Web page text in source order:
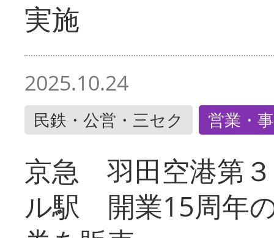
実施
2025.10.24
民鉄・公営・三セク 営業・
京急 羽田空港第
ル駅 開業15周年